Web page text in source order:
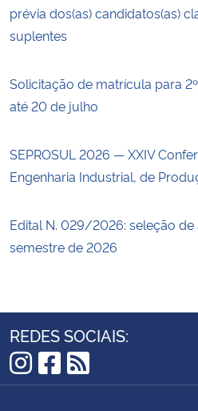
prévia dos(as) candidatos(as)
suplentes
Solicitação de matrícula para
até 20 de julho
SEPROSUL 2026 — XXIV
Engenharia Industrial, de
Edital N. 029/2026: seleção de
semestre de 2026
REDES SOCIAIS:
Instagram
Facebook
RSS